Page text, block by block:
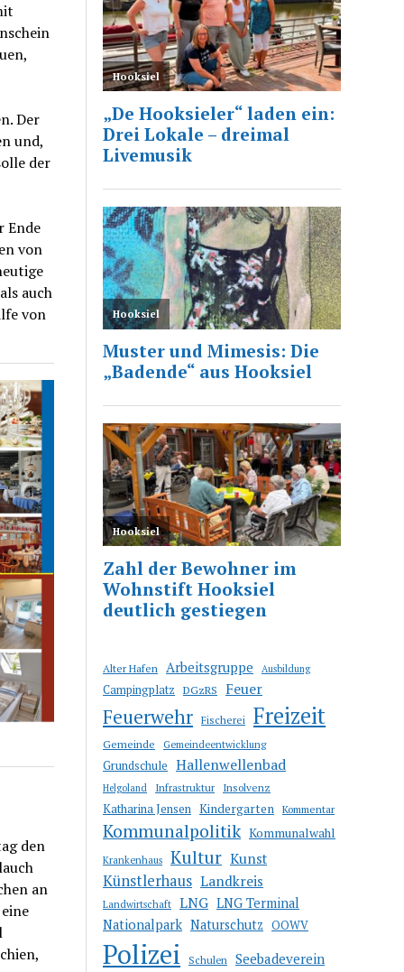
Der
und,
der
Ende
von
auch
von
den
an
Alter Hafen Arbeitsgruppe Ausbildung
Campingplatz DGzRS Feuer
Feuerwehr Fischerei Freizeit
Gemeinde Gemeindeentwicklung
Grundschule Hallenwellenbad
Helgoland Infrastruktur Insolvenz
Katharina Jensen Kindergarten Kommentar
Kommunalpolitik Kommunalwahl
Krankenhaus Kultur Kunst
Künstlerhaus Landkreis
Landwirtschaft LNG LNG Terminal
Nationalpark Naturschutz OOWV
Polizei Schulen Seebadeverein